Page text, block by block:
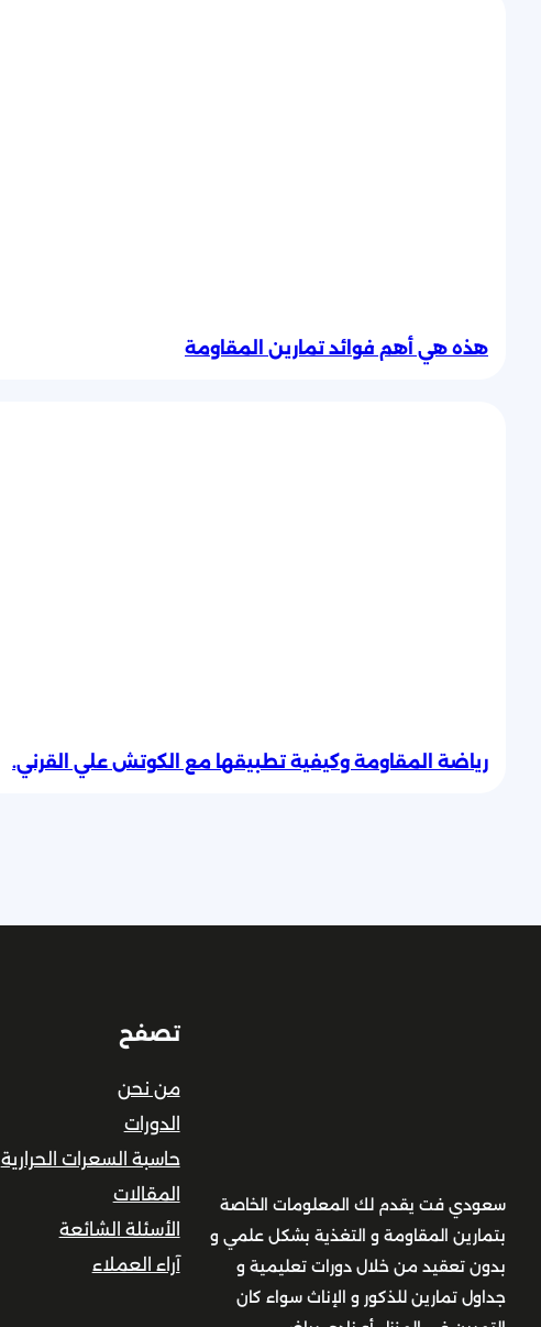
هذه هي أهم فوائد تمارين المقاومة
رياضة المقاومة وكيفية تطبيقها مع الكوتش علي القرني.
سعودي فت يقدم لك المعلومات الخاصة
بتمارين المقاومة و التغذية بشكل علمي و
بدون تعقيد من خلال دورات تعليمية و
جداول تمارين للذكور و الإناث سواء كان
تصفح
من نحن
الدورات
حاسبة السعرات الحرارية
المقالات
الأسئلة الشائعة
آراء العملاء